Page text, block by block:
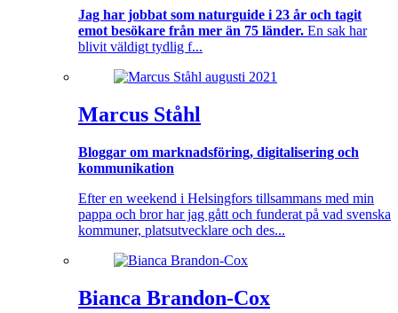
Jag har jobbat som naturguide i 23 år och tagit
emot besökare från mer än 75 länder. En sak har
blivit väldigt tydlig f...
Marcus Ståhl
Bloggar om marknadsföring, digitalisering och
kommunikation
Efter en weekend i Helsingfors tillsammans med min
pappa och bror har jag gått och funderat på vad svenska
kommuner, platsutvecklare och des...
Bianca Brandon-Cox